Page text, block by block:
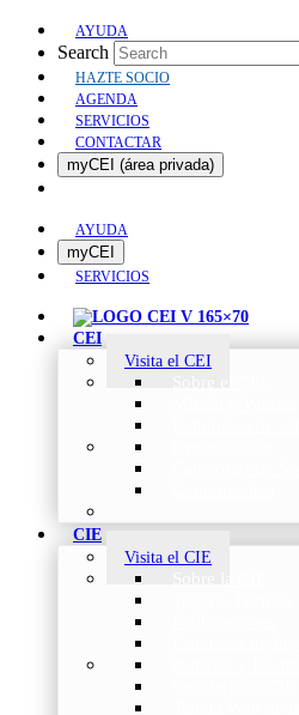
AYUDA
Search
HAZTE SOCIO
AGENDA
SERVICIOS
CONTACTAR
myCEI (área privada)
AYUDA
myCEI
SERVICIOS
CEI
Visita el CEI
CIE
Visita el CIE